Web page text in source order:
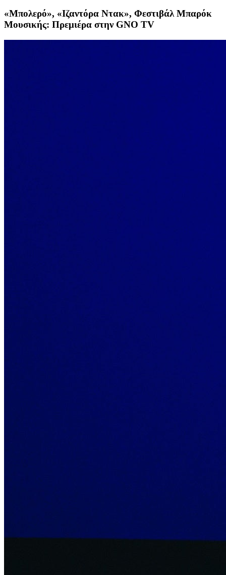
«Μπολερό», «Ιζαντόρα Ντακ», Φεστιβάλ Μπαρόκ
Μουσικής: Πρεμιέρα στην GNO TV